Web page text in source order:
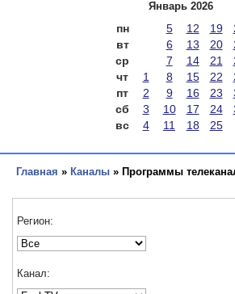
Январь 2026
пн 5 12 19
вт
6 13 20
ср
7 14 21
чт
1 8 15 22
пт
2 9 16 23
сб
3 10 17 24
вс
4 11 18 25
Главная » Каналы » Программы
Регион:
Канал: